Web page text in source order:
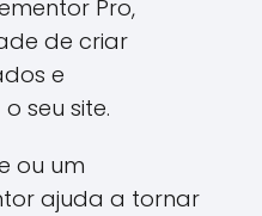
Pro,
de criar
e
seu site.
ou um
ajuda a tornar